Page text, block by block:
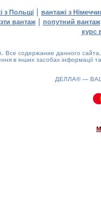
з Польщі | вантажі з
вантаж| попутний вантаж
курс
Все содержание данного
в інших засобах інформації
ДЕЛЛА® —